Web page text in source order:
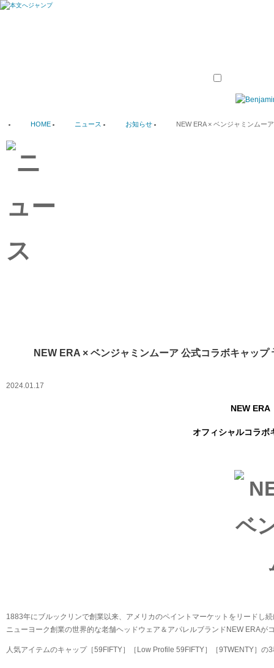
HOME ニュース お知らせ NEW ERA × ベンジャミンムー
NEW ERA × ベンジャミンムーア 公式コラボキャップ
2024.01.17
NEW
オフィシャルコラボ
1883年にブルックリンで創業以来、アメリカのペイントマーケットをリードし
ニューヨーク創業の世界的な老舗ヘッドウェア＆アパレルブランドNEW ERAが
人気アイテムのキャップ［59FIFTY］［Low Profile 59FIFTY］［9TWENTY］の